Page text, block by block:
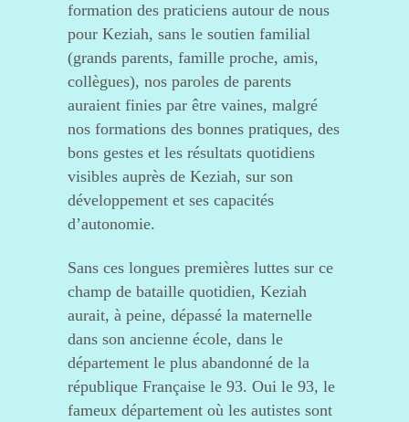
formation des praticiens autour de nous
pour Keziah, sans le soutien familial
(grands parents, famille proche, amis,
collègues), nos paroles de parents
auraient finies par être vaines, malgré
nos formations des bonnes pratiques, des
bons gestes et les résultats quotidiens
visibles auprès de Keziah, sur son
développement et ses capacités
d’autonomie.
Sans ces longues premières luttes sur ce
champ de bataille quotidien, Keziah
aurait, à peine, dépassé la maternelle
dans son ancienne école, dans le
département le plus abandonné de la
république Française le 93. Oui le 93, le
fameux département où les autistes sont